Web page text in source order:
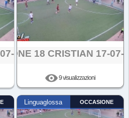
202418 CRISTIAN 17-07-
9 visualizzazioni
Linguaglossa OCCASIONE